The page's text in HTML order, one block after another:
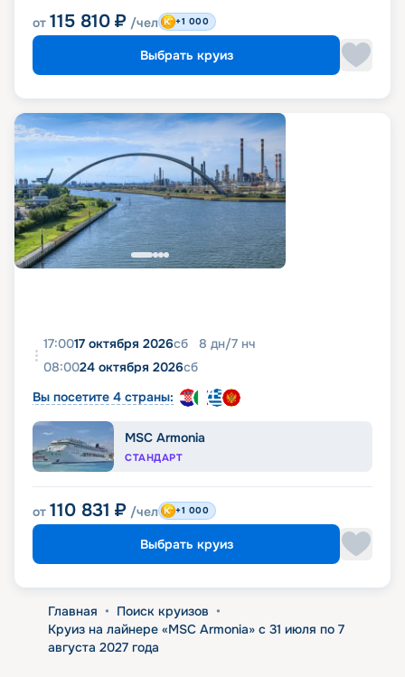
от 115 810 ₽ /чел +1 000
Выбрать круиз
17:0017 октября 2026сб 8 дн/7 нч
08:0024 октября 2026сб
Вы посетите 4 страны:
MSC Armonia
СТАНДАРТ
от 110 831 ₽ /чел +1 000
Выбрать круиз
Главная • Поиск круизов •
Круиз на лайнере «MSC Armonia» с 31 июля по 7
августа 2027 года